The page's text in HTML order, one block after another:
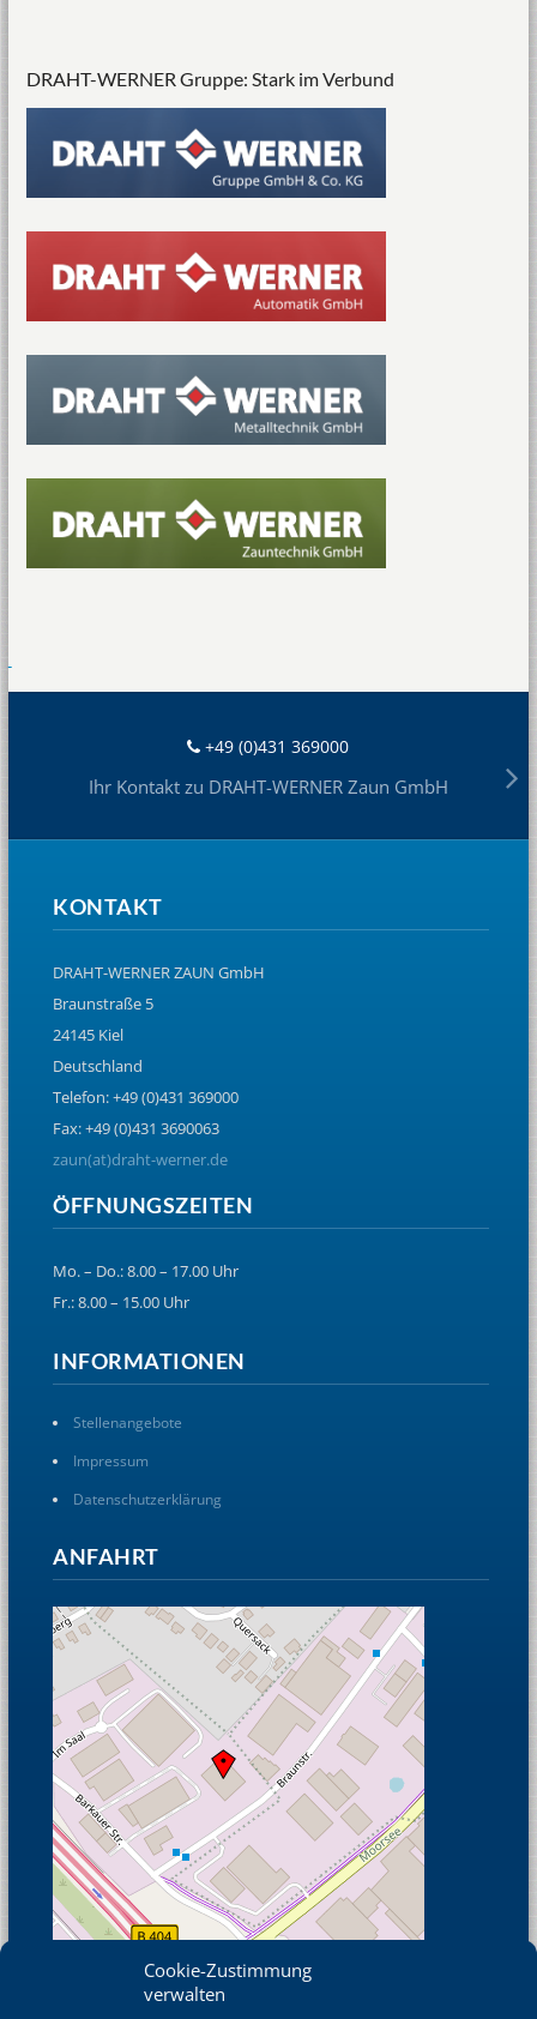
Cookie-Zustimmung
verwalten
DRAHT-WERNER Gruppe: Stark im Verbund
+49 (0)431 369000
Ihr Kontakt zu DRAHT-WERNER Zaun GmbH
KONTAKT
DRAHT-WERNER ZAUN GmbH
Braunstraße 5
24145 Kiel
Deutschland
Telefon: +49 (0)431 369000
Fax: +49 (0)431 3690063
zaun(at)draht-werner.de
ÖFFNUNGSZEITEN
Mo. – Do.: 8.00 – 17.00 Uhr
Fr.: 8.00 – 15.00 Uhr
INFORMATIONEN
Stellenangebote
Impressum
Datenschutzerklärung
ANFAHRT